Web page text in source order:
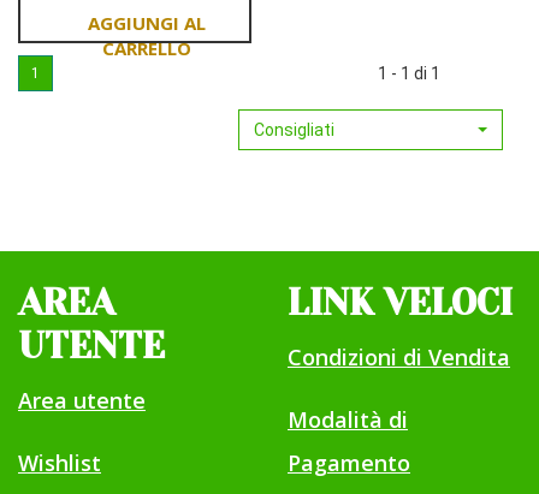
1 1 - 1 di 1
Consigliati
AREA
UTENTE
Area utente
Wishlist
LINK VELOCI
Condizioni di Vendita
Modalità di
Pagamento